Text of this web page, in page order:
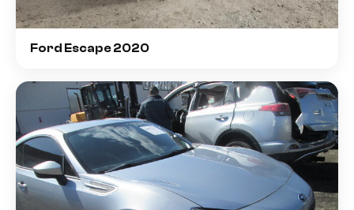
Ford Escape 2020